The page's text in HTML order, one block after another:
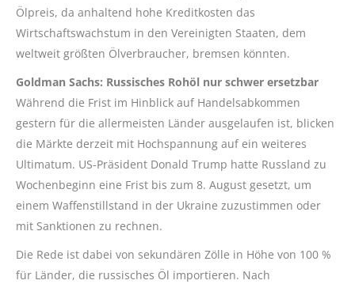
Ölpreis, da anhaltend hohe Kreditkosten das
Wirtschaftswachstum in den Vereinigten Staaten, dem
weltweit größten Ölverbraucher, bremsen könnten.
Goldman Sachs: Russisches Rohöl nur schwer ersetzbar
Während die Frist im Hinblick auf Handelsabkommen
gestern für die allermeisten Länder ausgelaufen ist, blicken
die Märkte derzeit mit Hochspannung auf ein weiteres
Ultimatum. US-Präsident Donald Trump hatte Russland zu
Wochenbeginn eine Frist bis zum 8. August gesetzt, um
einem Waffenstillstand in der Ukraine zuzustimmen oder
mit Sanktionen zu rechnen.
Die Rede ist dabei von sekundären Zölle in Höhe von 100 %
für Länder, die russisches Öl importieren. Nach